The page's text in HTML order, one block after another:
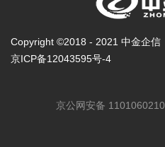
Copyright ©2018 - 2021 中金企信
京ICP备12043595号-4
京公网安备